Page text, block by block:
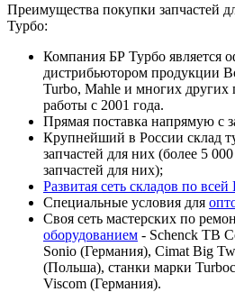
Преимущества покупки запчастей
Турбо:
Компания БР Турбо является
дистрибьютором продукции
Turbo, Mahle и многих
работы с 2001 года.
Прямая поставка напрямую с
Крупнейший в России склад
запчастей для них (более 5
запчастей для них);
Развитая сеть складов по всей
Специальные условия для
Своя сеть мастерских по
оборудованием - Schenck TB
Sonio (Германия), Cimat Big
(Польша), станки марки
Viscom (Германия).